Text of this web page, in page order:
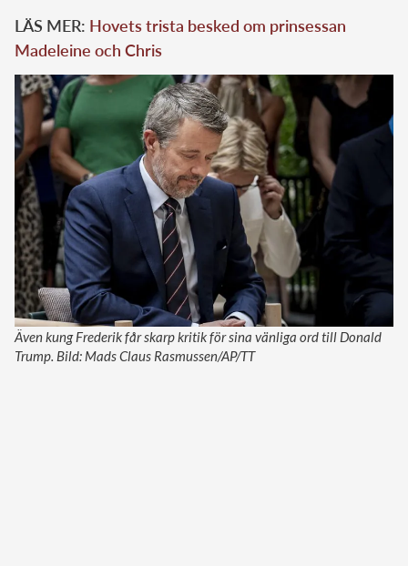
LÄS MER: Hovets trista besked om prinsessan
Madeleine och Chris
Även kung Frederik får skarp kritik för sina vänliga ord till Donald
Trump. Bild: Mads Claus Rasmussen/AP/TT